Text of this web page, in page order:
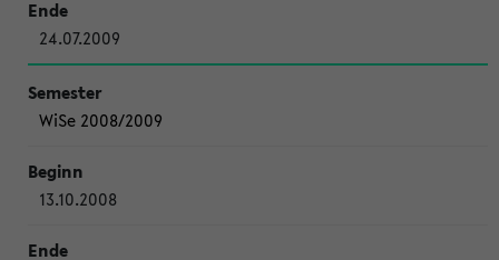
24.07.2009
WiSe 2008/2009
13.10.2008